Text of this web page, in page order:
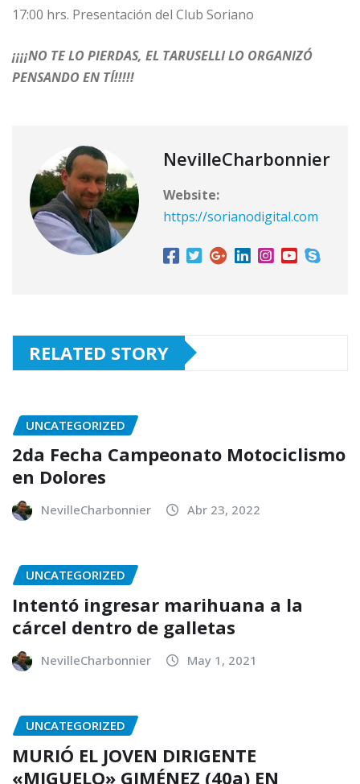
17:00 hrs. Presentación del Club Soriano
¡¡¡¡NO TE LO PIERDAS, EL TARUSELLI LO ORGANIZÓ
PENSANDO EN TÍ!!!!!
NevilleCharbonnier
Website:
https://sorianodigital.com
RELATED STORY
UNCATEGORIZED
2da Fecha Campeonato Motociclismo
en Dolores
NevilleCharbonnier Abr 23, 2022
UNCATEGORIZED
Intentó ingresar marihuana a la
cárcel dentro de galletas
NevilleCharbonnier May 1, 2021
UNCATEGORIZED
MURIÓ EL JOVEN DIRIGENTE
«MIGUELO» GIMÉNEZ (40a) EN